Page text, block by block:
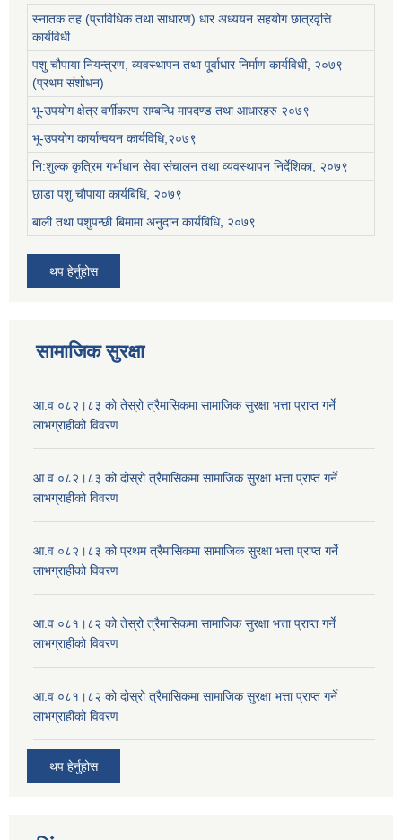
स्नातक तह (प्राविधिक तथा साधारण) धार अध्ययन सहयोग छात्रवृत्ति
कार्यविधी
पशु चौपाया नियन्त्रण, व्यवस्थापन तथा पू्र्वाधार निर्माण कार्यविधी, २०७९
(प्रथम संशोधन)
भू-उपयोग क्षेत्र वर्गीकरण सम्बन्धि मापदण्ड तथा आधारहरु २०७९
भू-उपयोग कार्यान्वयन कार्यविधि,२०७९
नि:शुल्क कृत्रिम गर्भाधान सेवा संचालन तथा व्यवस्थापन निर्देशिका, २०७९
छाडा पशु चौपाया कार्यबिधि, २०७९
बाली तथा पशुपन्छी बिमामा अनुदान कार्यबिधि, २०७९
थप हेर्नुहोस
सामाजिक सुरक्षा
आ.व ०८२।८३ को तेस्रो त्रैमासिकमा सामाजिक सुरक्षा भत्ता प्राप्त गर्ने
लाभग्राहीको विवरण
आ.व ०८२।८३ को दोस्रो त्रैमासिकमा सामाजिक सुरक्षा भत्ता प्राप्त गर्ने
लाभग्राहीको विवरण
आ.व ०८२।८३ को प्रथम त्रैमासिकमा सामाजिक सुरक्षा भत्ता प्राप्त गर्ने
लाभग्राहीको विवरण
आ.व ०८१।८२ को तेस्रो त्रैमासिकमा सामाजिक सुरक्षा भत्ता प्राप्त गर्ने
लाभग्राहीको विवरण
आ.व ०८१।८२ को दोस्रो त्रैमासिकमा सामाजिक सुरक्षा भत्ता प्राप्त गर्ने
लाभग्राहीको विवरण
थप हेर्नुहोस